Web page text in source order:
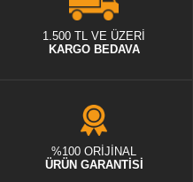
1.500 TL VE ÜZERİ
KARGO BEDAVA
%100 ORİJİNAL
ÜRÜN GARANTİSİ